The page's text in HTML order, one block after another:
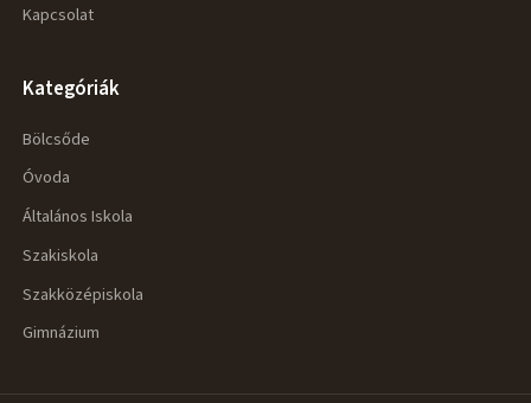
Kapcsolat
Kategóriák
Bölcsőde
Óvoda
Általános Iskola
Szakiskola
Szakközépiskola
Gimnázium